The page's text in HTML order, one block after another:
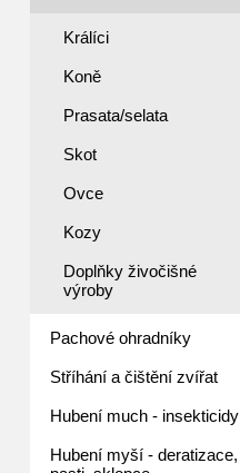
Ostropestřcový olej
Králíci
Koně
Prasata/selata
Skot
Ovce
Kozy
Doplňky živočišné
výroby
Pachové ohradníky
Stříhání a čištění zvířat
Hubení much - insekticidy
Hubení myší - deratizace,